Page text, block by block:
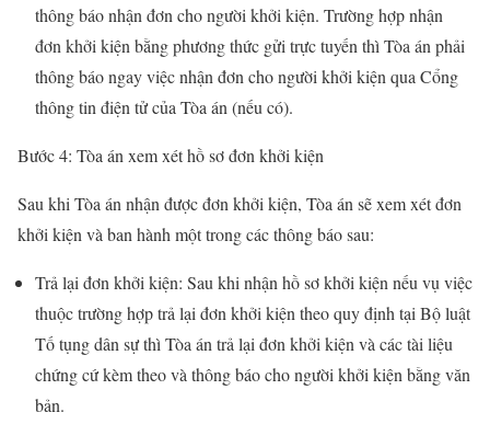
thông báo nhận đơn cho người khởi kiện. Trường hợp nhận
đơn khởi kiện bằng phương thức gửi trực tuyến thì Tòa án phải
thông báo ngay việc nhận đơn cho người khởi kiện qua Cổng
thông tin điện tử của Tòa án (nếu có).
Bước 4: Tòa án xem xét hồ sơ đơn khởi kiện
Sau khi Tòa án nhận được đơn khởi kiện, Tòa án sẽ xem xét đơn
khởi kiện và ban hành một trong các thông báo sau:
Trả lại đơn khởi kiện: Sau khi nhận hồ sơ khởi kiện nếu vụ việc
thuộc trường hợp trả lại đơn khởi kiện theo quy định tại Bộ luật
Tố tụng dân sự thì Tòa án trả lại đơn khởi kiện và các tài liệu
chứng cứ kèm theo và thông báo cho người khởi kiện bằng văn
bản.